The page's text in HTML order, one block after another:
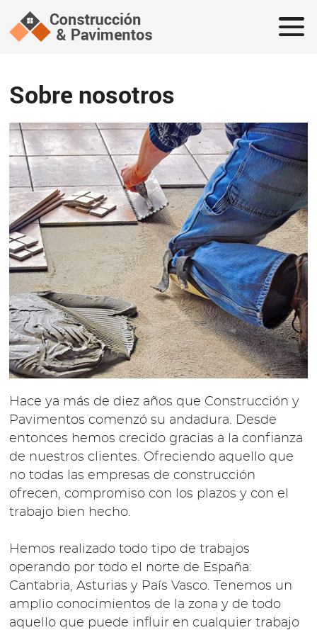
Sobre nosotros
Hace ya más de diez años que Construcción y
Pavimentos comenzó su andadura. Desde
entonces hemos crecido gracias a la confianza
de nuestros clientes. Ofreciendo aquello que
no todas las empresas de construcción
ofrecen, compromiso con los plazos y con el
trabajo bien hecho.
Hemos realizado todo tipo de trabajos
operando por todo el norte de España:
Cantabria, Asturias y País Vasco. Tenemos un
amplio conocimientos de la zona y de todo
aquello que puede influir en cualquier trabajo